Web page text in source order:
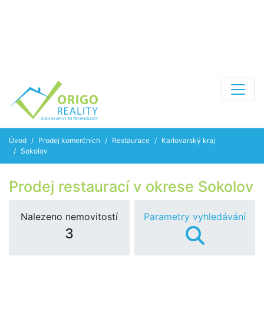
Úvod Prodej komerčních Restaurace
Karlovarský kraj
Sokolov
Prodej restaurací v okrese Sokolov
Nalezeno nemovitostí
3
Parametry vyhledávání